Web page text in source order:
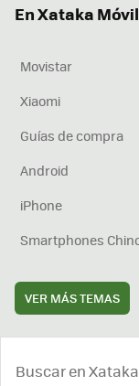
En Xataka
Movistar
Xiaomi
Guías de compra
Android
iPhone
Smartphones
VER MÁS TEMAS